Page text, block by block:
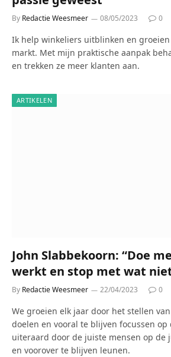
By Redactie Weesmeer 08/05/2023 0
Ik help winkeliers uitblinken en
markt. Met mijn praktische aanpak
en trekken ze meer klanten aan.
ARTIKELEN
John Slabbekoorn: “Doe
werkt en stop met wat
By Redactie Weesmeer 22/04/2023 0
We groeien elk jaar door het stellen
doelen en vooral te blijven focussen op
uiteraard door de juiste mensen op de
en voorover te blijven leunen.